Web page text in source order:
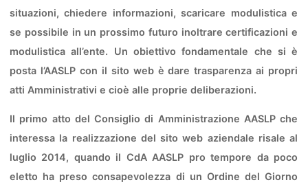
situazioni, chiedere informazioni, scaricare modulistica e
se possibile in un prossimo futuro inoltrare certificazioni e
modulistica all’ente. Un obiettivo fondamentale che si è
posta l’AASLP con il sito web è dare trasparenza ai propri
atti Amministrativi e cioè alle proprie deliberazioni.
Il primo atto del Consiglio di Amministrazione AASLP che
interessa la realizzazione del sito web aziendale risale al
luglio 2014, quando il CdA AASLP pro tempore da poco
eletto ha preso consapevolezza di un Ordine del Giorno